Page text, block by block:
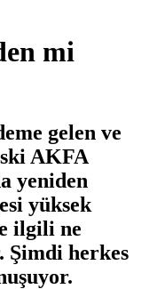
mi
gelen ve
AKFA
yeniden
yüksek
ilgili ne
Şimdi herkes